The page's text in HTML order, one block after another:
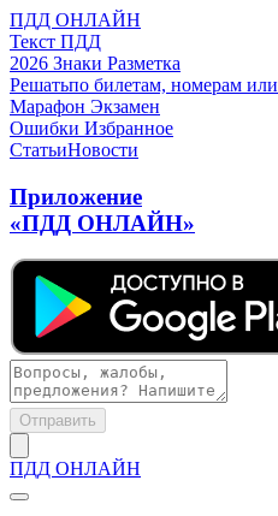
ПДД ОНЛАЙН
Текст ПДД
2026 Знаки Разметка
Решатьпо билетам, номерам
Марафон Экзамен
Ошибки Избранное
СтатьиНовости
Приложение
«ПДД ОНЛАЙН»
Отправить
ПДД ОНЛАЙН